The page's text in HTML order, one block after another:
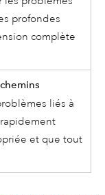
profondes
complète
liés à
et que tout